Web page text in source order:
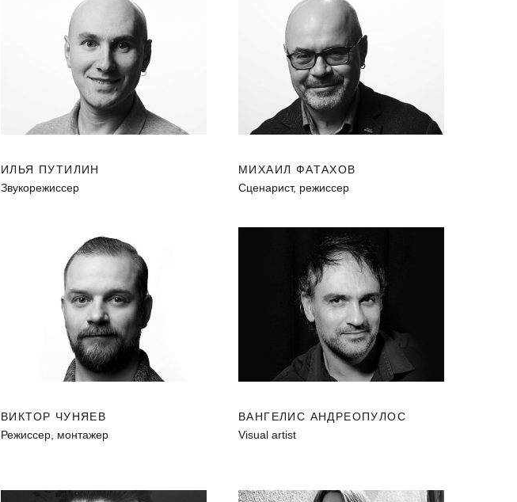
ИЛЬЯ ПУТИЛИН
Звукорежиссер
МИХАИЛ ФАТАХОВ
Cценарист, режиссер
ВИКТОР ЧУНЯЕВ
Режиссер, монтажер
ВАНГЕЛИС АНДРЕОПУЛОС
Visual artist